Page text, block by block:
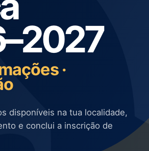
·
disponíveis na tua localidade,
e conclui a inscrição de